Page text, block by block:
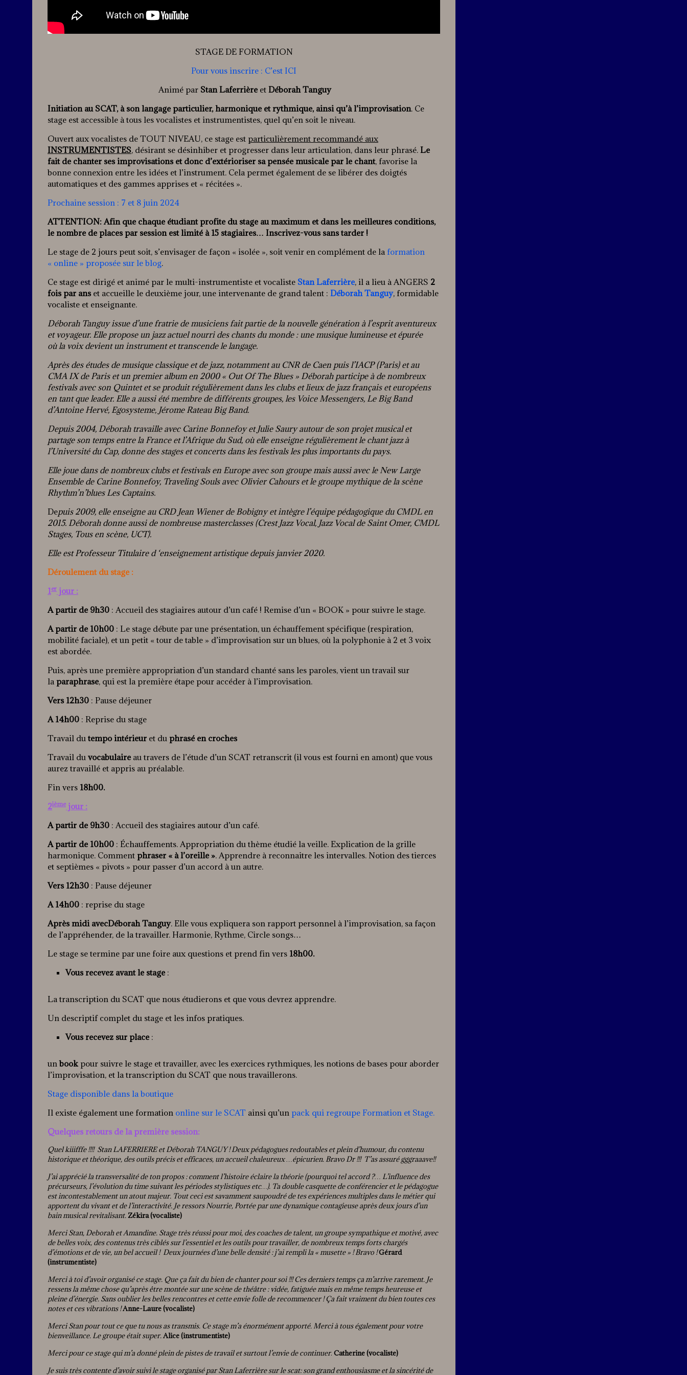
STAGE DE FORMATION
Pour vous inscrire : C’est ICI
Animé par Stan Laferrière et Déborah Tanguy
Initiation au SCAT, à son langage particulier, harmonique et rythmique, ainsi qu’à l’improvisation. Ce
stage est accessible à tous les vocalistes et instrumentistes, quel qu’en soit le niveau.
Ouvert aux vocalistes de TOUT NIVEAU, ce stage est particulièrement recommandé aux
INSTRUMENTISTES, désirant se désinhiber et progresser dans leur articulation, dans leur phrasé. Le
fait de chanter ses improvisations et donc d’extérioriser sa pensée musicale par le chant, favorise la
bonne connexion entre les idées et l’instrument. Cela permet également de se libérer des doigtés
automatiques et des gammes apprises et « récitées ».
Prochaine session : 7 et 8 juin 2024
ATTENTION: Afin que chaque étudiant profite du stage au maximum et dans les meilleures conditions,
le nombre de places par session est limité à 15 stagiaires… Inscrivez-vous sans tarder !
Le stage de 2 jours peut soit, s’envisager de façon « isolée », soit venir en complément de la formation
« online » proposée sur le blog.
Ce stage est dirigé et animé par le multi-instrumentiste et vocaliste Stan Laferrière, il a lieu à ANGERS 2
fois par ans et accueille le deuxième jour, une intervenante de grand talent : Déborah Tanguy, formidable
vocaliste et enseignante.
Déborah Tanguy issue d’une fratrie de musiciens fait partie de la nouvelle génération à l’esprit aventureux
et voyageur. Elle propose un jazz actuel nourri des chants du monde : une musique lumineuse et épurée
où la voix devient un instrument et transcende le langage.
Après des études de musique classique et de jazz, notamment au CNR de Caen puis l’IACP (Paris) et au
CMA IX de Paris et un premier album en 2000 « Out Of The Blues » Déborah participe à de nombreux
festivals avec son Quintet et se produit régulièrement dans les clubs et lieux de jazz français et européens
en tant que leader. Elle a aussi été membre de différents groupes, les Voice Messengers, Le Big Band
d’Antoine Hervé, Egosysteme, Jérome Rateau Big Band.
Depuis 2004, Déborah travaille avec Carine Bonnefoy et Julie Saury autour de son projet musical et
partage son temps entre la France et l’Afrique du Sud, où elle enseigne régulièrement le chant jazz à
l’Université du Cap, donne des stages et concerts dans les festivals les plus importants du pays.
Elle joue dans de nombreux clubs et festivals en Europe avec son groupe mais aussi avec le New Large
Ensemble de Carine Bonnefoy, Traveling Souls avec Olivier Cahours et le groupe mythique de la scène
Rhythm’n’blues Les Captains.
Depuis 2009, elle enseigne au CRD Jean Wiener de Bobigny et intègre l’équipe pédagogique du CMDL en
2015. Déborah donne aussi de nombreuse masterclasses (Crest Jazz Vocal, Jazz Vocal de Saint Omer, CMDL
Stages, Tous en scène, UCT).
Elle est Professeur Titulaire d ‘enseignement artistique depuis janvier 2020.
Déroulement du stage :
1er jour :
A partir de 9h30 : Accueil des stagiaires autour d’un café ! Remise d’un « BOOK » pour suivre le stage.
A partir de 10h00 : Le stage débute par une présentation, un échauffement spécifique (respiration,
mobilité faciale), et un petit « tour de table » d’improvisation sur un blues, où la polyphonie à 2 et 3 voix
est abordée.
Puis, après une première appropriation d’un standard chanté sans les paroles, vient un travail sur
la paraphrase, qui est la première étape pour accéder à l’improvisation.
Vers 12h30 : Pause déjeuner
A 14h00 : Reprise du stage
Travail du tempo intérieur et du phrasé en croches
Travail du vocabulaire au travers de l’étude d’un SCAT retranscrit (il vous est fourni en amont) que vous
aurez travaillé et appris au préalable.
Fin vers 18h00.
2ièmejour :
A partir de 9h30 : Accueil des stagiaires autour d’un café.
A partir de 10h00 : Échauffements. Appropriation du thème étudié la veille. Explication de la grille
harmonique. Comment phraser « à l’oreille ». Apprendre à reconnaitre les intervalles. Notion des tierces
et septièmes « pivots » pour passer d’un accord à un autre.
Vers 12h30 : Pause déjeuner
A 14h00 : reprise du stage
Après midi avecDéborah Tanguy. Elle vous expliquera son rapport personnel à l’improvisation, sa façon
de l’appréhender, de la travailler. Harmonie, Rythme, Circle songs…
Le stage se termine par une foire aux questions et prend fin vers 18h00.
Vous recevez avant le stage :
La transcription du SCAT que nous étudierons et que vous devrez apprendre.
Un descriptif complet du stage et les infos pratiques.
Vous recevez sur place :
unbook pour suivre le stage et travailler, avec les exercices rythmiques, les notions de bases pour aborder
l’improvisation, et la transcription du SCAT que nous travaillerons.
Stage disponible dans la boutique
Il existe également une formation online sur le SCAT ainsi qu’un pack qui regroupe Formation et Stage.
Quelques retours de la première session:
Quel kiiifffe !!!! Stan LAFERRIERE et Déborah TANGUY ! Deux pédagogues redoutables et plein d’humour, du contenu
historique et théorique, des outils précis et efficaces, un accueil chaleureux …épicurien. Bravo Dr !!! T’as assuré gggraaave!!
J’ai apprécié la transversalité de ton propos : comment l’histoire éclaire la théorie (pourquoi tel accord ?… L’influence des
précurseurs, l’évolution du time suivant les périodes stylistiques etc…). Ta double casquette de conférencier et le pédagogue
est incontestablement un atout majeur. Tout ceci est savamment saupoudré de tes expériences multiples dans le métier qui
apportent du vivant et de l’interactivité. Je ressors Nourrie, Portée par une dynamique contagieuse après deux jours d’un
bain musical revitalisant.Zékira (vocaliste)
Merci Stan, Deborah et Amandine. Stage très réussi pour moi, des coaches de talent, un groupe sympathique et motivé, avec
de belles voix, des contenus très ciblés sur l’essentiel et les outils pour travailler, de nombreux temps forts chargés
d’émotions et de vie, un bel accueil ! Deux journées d’une belle densité : j’ai rempli la « musette » ! Bravo !Gérard
(instrumentiste)
Merci à toi d’avoir organisé ce stage. Que ça fait du bien de chanter pour soi !!! Ces derniers temps ça m’arrive rarement. Je
ressens la même chose qu’après être montée sur une scène de théâtre : vidée, fatiguée mais en même temps heureuse et
pleine d’énergie. Sans oublier les belles rencontres et cette envie folle de recommencer ! Ça fait vraiment du bien toutes ces
notes et ces vibrations !Anne-Laure (vocaliste)
Merci Stan pour tout ce que tu nous as transmis. Ce stage m’a énormément apporté. Merci à tous également pour votre
bienveillance. Le groupe était super.Alice (instrumentiste)
Merci pour ce stage qui m’a donné plein de pistes de travail et surtout l’envie de continuer. Catherine (vocaliste)
Je suis très contente d’avoir suivi le stage organisé par Stan Laferrière sur le scat: son grand enthousiasme et la sincérité de